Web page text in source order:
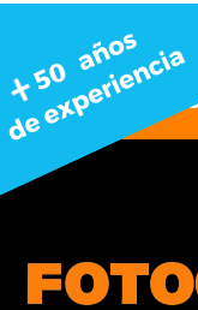
Nos